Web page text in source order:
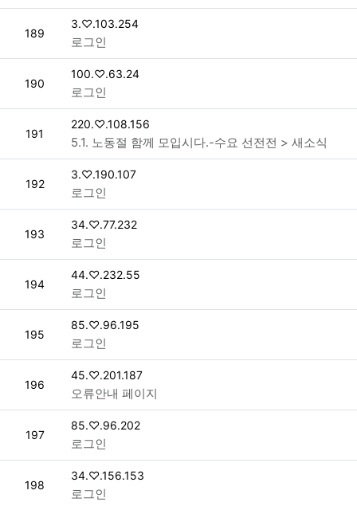
번호
189
접속자
3.♡.103.254
로그인
번호
190
접속자
100.♡.63.24
로그인
번호
191
접속자
220.♡.108.156
5.1. 노동절 함께 모입시다.-수요 선전전 > 새소식
번호
192
접속자
3.♡.190.107
로그인
번호
193
접속자
34.♡.77.232
로그인
번호
194
접속자
44.♡.232.55
로그인
번호
195
접속자
85.♡.96.195
로그인
번호
196
접속자
45.♡.201.187
오류안내 페이지
번호
197
접속자
85.♡.96.202
로그인
번호
198
접속자
34.♡.156.153
로그인